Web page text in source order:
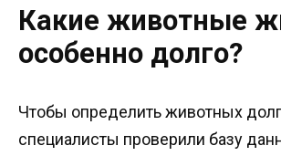
Какие животные
особенно долго?
Чтобы определить животных
специалисты проверили базу